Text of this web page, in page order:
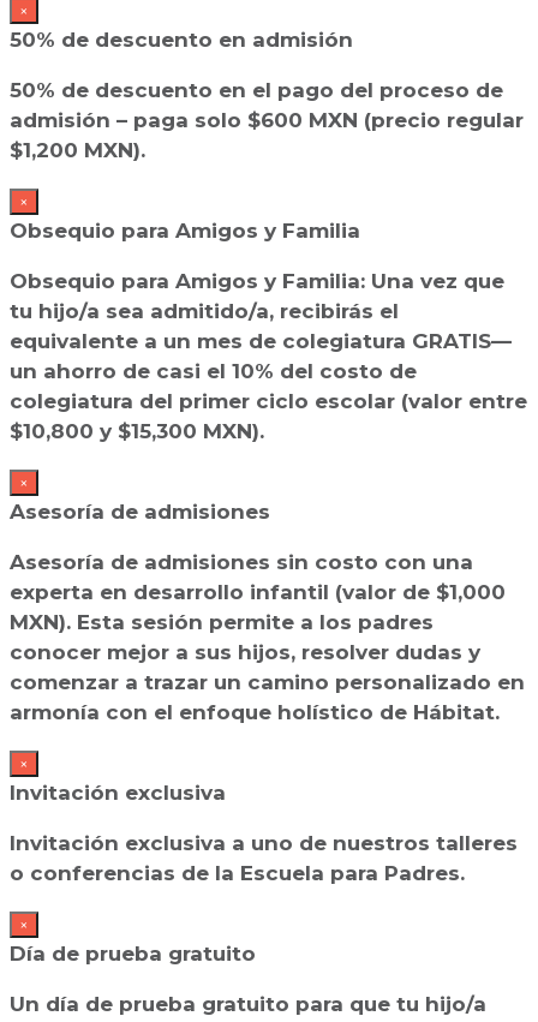
×
50% de descuento en admisión
50% de descuento en el pago del proceso de
admisión – paga solo $600 MXN (precio regular
$1,200 MXN).
×
Obsequio para Amigos y Familia
Obsequio para Amigos y Familia: Una vez que
tu hijo/a sea admitido/a, recibirás el
equivalente a un mes de colegiatura GRATIS—
un ahorro de casi el 10% del costo de
colegiatura del primer ciclo escolar (valor entre
$10,800 y $15,300 MXN).
×
Asesoría de admisiones
Asesoría de admisiones sin costo con una
experta en desarrollo infantil (valor de $1,000
MXN). Esta sesión permite a los padres
conocer mejor a sus hijos, resolver dudas y
comenzar a trazar un camino personalizado en
armonía con el enfoque holístico de Hábitat.
×
Invitación exclusiva
Invitación exclusiva a uno de nuestros talleres
o conferencias de la Escuela para Padres.
×
Día de prueba gratuito
Un día de prueba gratuito para que tu hijo/a